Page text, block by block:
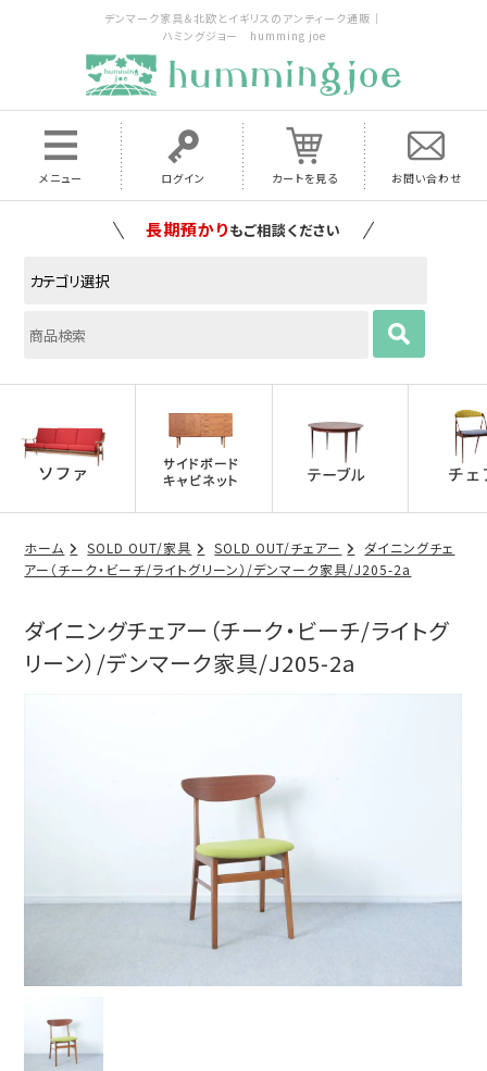
デンマーク家具＆北欧とイギリスのアンティーク通販｜
ハミングジョー humming joe
メニュー ログイン カートを見る お問い合わせ
長期預かりもご相談ください
ホーム SOLD OUT/家具 SOLD OUT/チェアー
ダイニングチェ
アー（チーク・ビーチ/ライトグリーン）/デンマーク家具/J205-2a
ダイニングチェアー（チーク・ビーチ/ライトグ
リーン）/デンマーク家具/J205-2a